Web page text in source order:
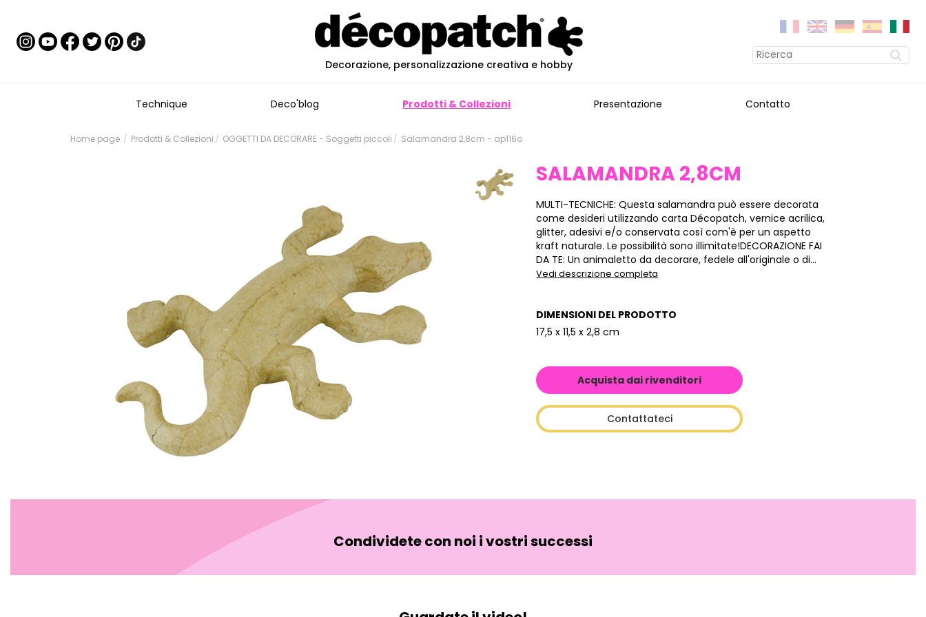
Decorazione, personalizzazione creativa e hobby
Technique Deco'blog Prodotti & Collezioni Presentazione Contatto
Home page Prodotti & Collezioni OGGETTI DA DECORARE - Soggetti piccoli Salamandra 2,8cm - ap116o
SALAMANDRA 2,8CM
MULTI-TECNICHE: Questa salamandra può essere decorata
come desideri utilizzando carta Décopatch, vernice acrilica,
glitter, adesivi e/o conservata così com'è per un aspetto
kraft naturale. Le possibilità sono illimitate!DECORAZIONE FAI
DA TE: Un animaletto da decorare, fedele all'originale o di...
Vedi descrizione completa
DIMENSIONI DEL PRODOTTO
17,5 x 11,5 x 2,8 cm
Acquista dai rivenditori
Contattateci
Condividete con noi i vostri successi